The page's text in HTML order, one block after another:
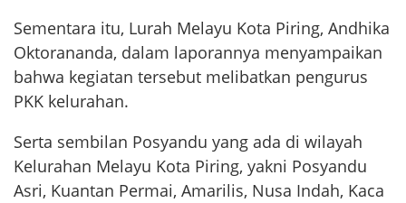
Sementara itu, Lurah Melayu Kota Piring, Andhika
Oktorananda, dalam laporannya menyampaikan
bahwa kegiatan tersebut melibatkan pengurus
PKK kelurahan.
Serta sembilan Posyandu yang ada di wilayah
Kelurahan Melayu Kota Piring, yakni Posyandu
Asri, Kuantan Permai, Amarilis, Nusa Indah, Kaca